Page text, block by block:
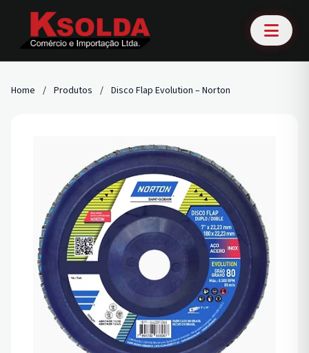
Home / Produtos / Disco Flap Evolution – Norton